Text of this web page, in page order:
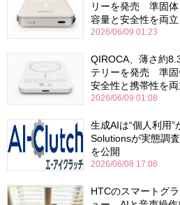
リーを発売 準固体
容量と安全性を両立
2026/06/09 01:23
QIROCA、薄さ約
テリーを発売 準固
安全性と携帯性を両
2026/06/09 01:08
生成AIは“個人利用
Solutionsが実態調
を公開
2026/06/08 17:08
HTCのスマートグ